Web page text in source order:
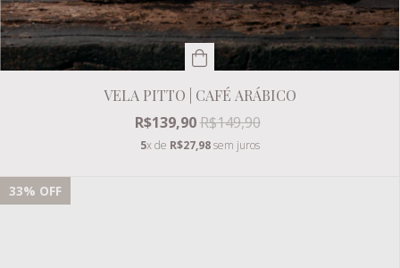
VELA PITTO | CAFÉ ARÁBICO
R$139,90R$149,90
5x de R$27,98sem juros
33% OFF